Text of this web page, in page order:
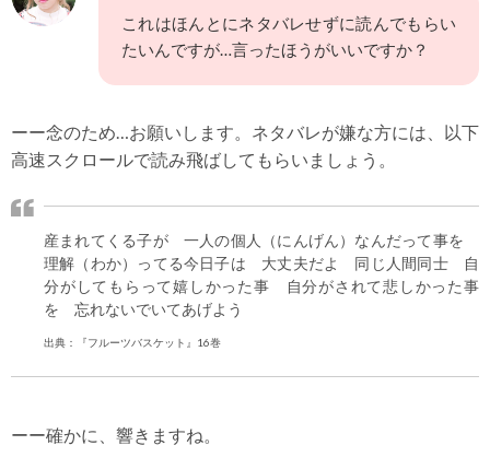
これはほんとにネタバレせずに読んでもらい
たいんですが…言ったほうがいいですか？
ーー念のため…お願いします。ネタバレが嫌な方には、以下
高速スクロールで読み飛ばしてもらいましょう。
産まれてくる子が 一人の個人（にんげん）なんだって事を
理解（わか）ってる今日子は 大丈夫だよ 同じ人間同士 自
分がしてもらって嬉しかった事 自分がされて悲しかった事
を 忘れないでいてあげよう
出典：『フルーツバスケット』16巻
ーー確かに、響きますね。